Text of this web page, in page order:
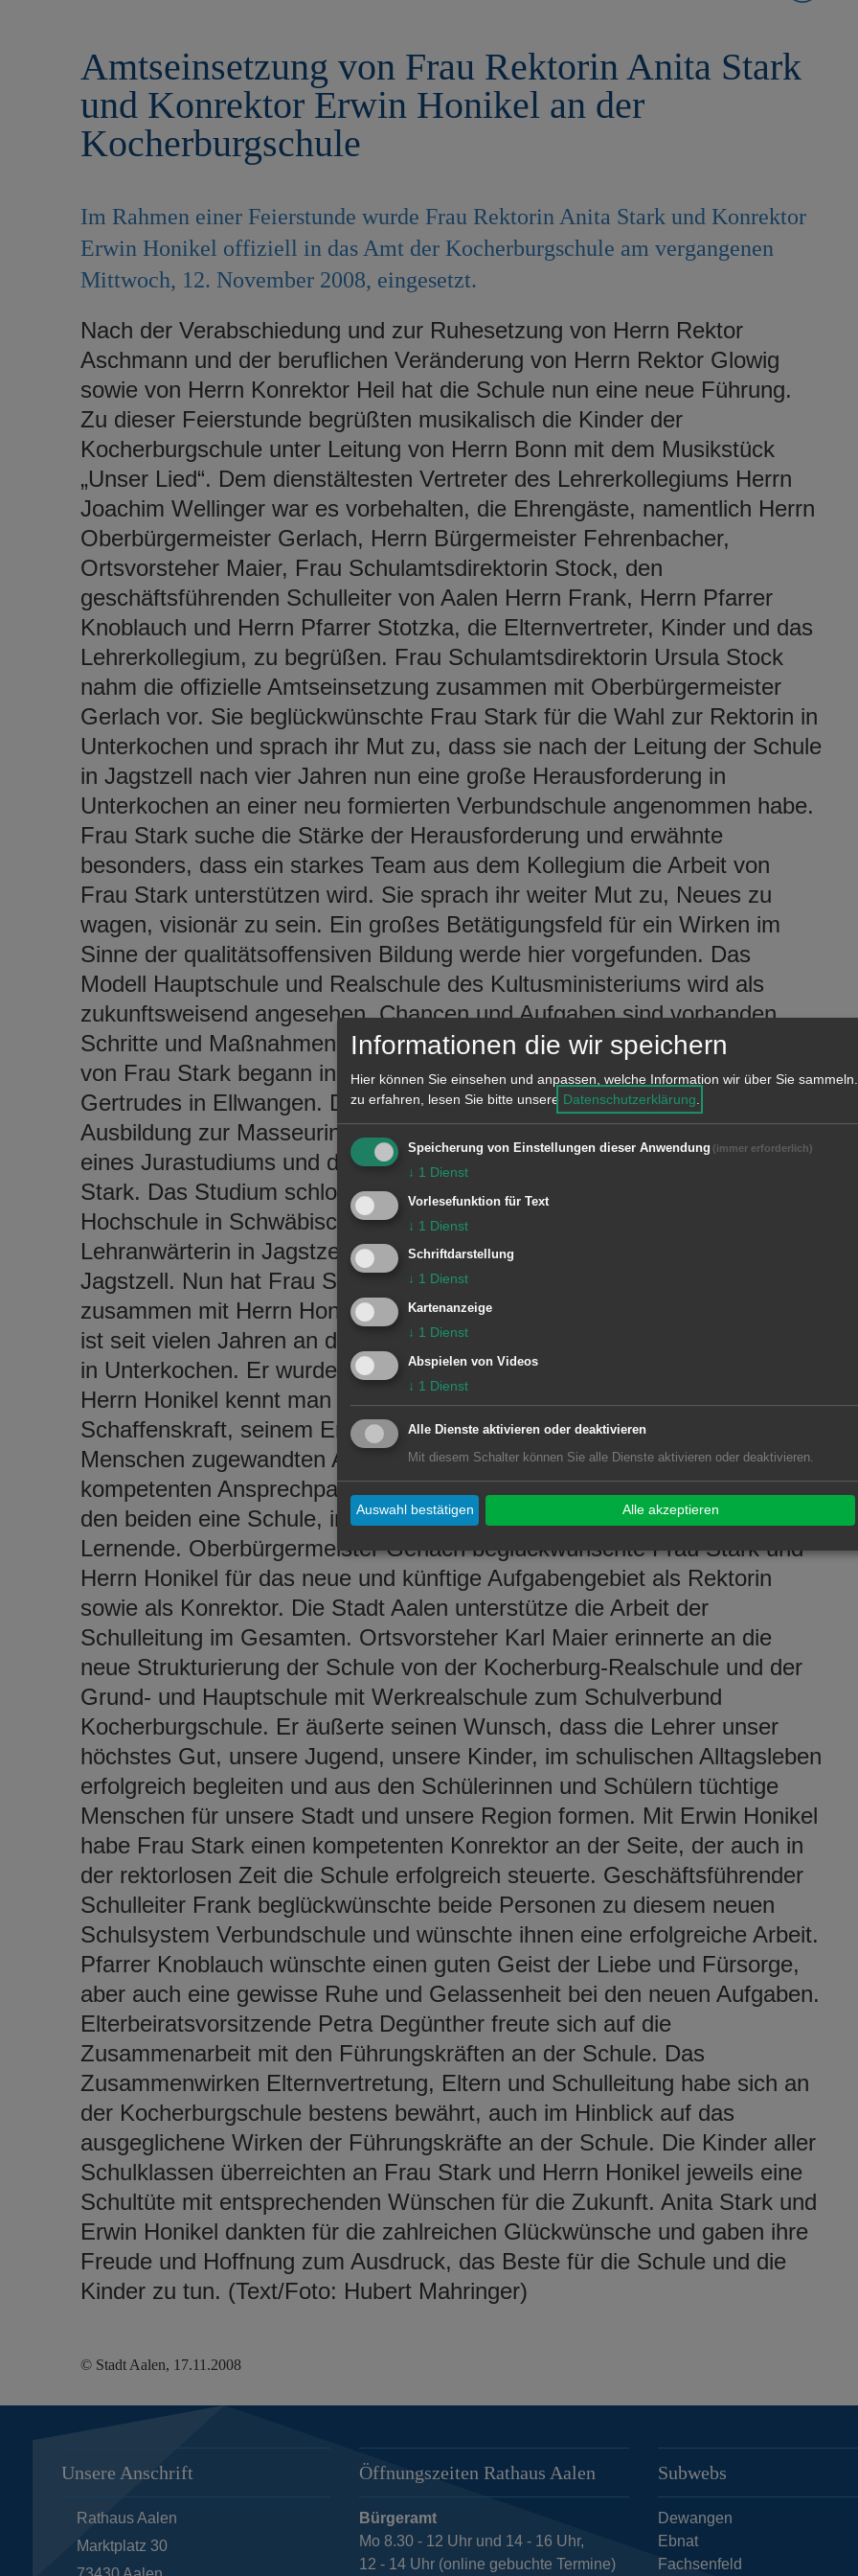
Amtseinsetzung von Frau Rektorin Anita Stark
und Konrektor Erwin Honikel an der
Kocherburgschule
Im Rahmen einer Feierstunde wurde Frau Rektorin Anita Stark und Konrektor
Erwin Honikel offiziell in das Amt der Kocherburgschule am vergangenen
Mittwoch, 12. November 2008, eingesetzt.
Nach der Verabschiedung und zur Ruhesetzung von Herrn Rektor
Aschmann und der beruflichen Veränderung von Herrn Rektor Glowig
sowie von Herrn Konrektor Heil hat die Schule nun eine neue Führung.
Zu dieser Feierstunde begrüßten musikalisch die Kinder der
Kocherburgschule unter Leitung von Herrn Bonn mit dem Musikstück
„Unser Lied“. Dem dienstältesten Vertreter des Lehrerkollegiums Herrn
Joachim Wellinger war es vorbehalten, die Ehrengäste, namentlich Herrn
Oberbürgermeister Gerlach, Herrn Bürgermeister Fehrenbacher,
Ortsvorsteher Maier, Frau Schulamtsdirektorin Stock, den
geschäftsführenden Schulleiter von Aalen Herrn Frank, Herrn Pfarrer
Knoblauch und Herrn Pfarrer Stotzka, die Elternvertreter, Kinder und das
Lehrerkollegium, zu begrüßen. Frau Schulamtsdirektorin Ursula Stock
nahm die offizielle Amtseinsetzung zusammen mit Oberbürgermeister
Gerlach vor. Sie beglückwünschte Frau Stark für die Wahl zur Rektorin in
Unterkochen und sprach ihr Mut zu, dass sie nach der Leitung der Schule
in Jagstzell nach vier Jahren nun eine große Herausforderung in
Unterkochen an einer neu formierten Verbundschule angenommen habe.
Frau Stark suche die Stärke der Herausforderung und erwähnte
besonders, dass ein starkes Team aus dem Kollegium die Arbeit von
Frau Stark unterstützen wird. Sie sprach ihr weiter Mut zu, Neues zu
wagen, visionär zu sein. Ein großes Betätigungsfeld für ein Wirken im
Sinne der qualitätsoffensiven Bildung werde hier vorgefunden. Das
Modell Hauptschule und Realschule des Kultusministeriums wird als
zukunftsweisend angesehen. Chancen und Aufgaben sind vorhanden,
Schritte und Maßnahmen sind erforderlich. Der schulische Werdegang
von Frau Stark begann in Schwabsberg/Buch an der Realschule und St.
Gertrudes in Ellwangen. Die Gymnasialzeit und insbesondere die
Ausbildung zur Masseurin und medizinischen Bademeisterin, der Beginn
eines Jurastudiums und die Familienphase prägten das Leben von Frau
Stark. Das Studium schloss Frau Stark an der Pädagogischen
Hochschule in Schwäbisch Gmünd ab. Frau Stark war darüber hinaus
Lehranwärterin in Jagstzell, Lehrerin in Kressberg und Rektorin in
Jagstzell. Nun hat Frau Stark die Leitung an der Kocherburgschule
zusammen mit Herrn Honikel, dem Konrektor, übernommen. Herr Honikel
ist seit vielen Jahren an der Grund- und Hauptschule mit Werkrealschule
in Unterkochen. Er wurde neu in das Amt des Konrektors eingesetzt.
Herrn Honikel kennt man seit vielen Jahren an der Schule mit seiner
Schaffenskraft, seinem Engagement und seiner persönlichen dem
Menschen zugewandten Art. Schüler und Eltern haben einen
kompetenten Ansprechpartner bei Herrn Honikel. Frau Stock wünschte
den beiden eine Schule, in der alle willkommen sind: Lehrende und
Lernende. Oberbürgermeister Gerlach beglückwünschte Frau Stark und
Herrn Honikel für das neue und künftige Aufgabengebiet als Rektorin
sowie als Konrektor. Die Stadt Aalen unterstütze die Arbeit der
Schulleitung im Gesamten. Ortsvorsteher Karl Maier erinnerte an die
neue Strukturierung der Schule von der Kocherburg-Realschule und der
Grund- und Hauptschule mit Werkrealschule zum Schulverbund
Kocherburgschule. Er äußerte seinen Wunsch, dass die Lehrer unser
höchstes Gut, unsere Jugend, unsere Kinder, im schulischen Alltagsleben
erfolgreich begleiten und aus den Schülerinnen und Schülern tüchtige
Menschen für unsere Stadt und unsere Region formen. Mit Erwin Honikel
habe Frau Stark einen kompetenten Konrektor an der Seite, der auch in
der rektorlosen Zeit die Schule erfolgreich steuerte. Geschäftsführender
Schulleiter Frank beglückwünschte beide Personen zu diesem neuen
Schulsystem Verbundschule und wünschte ihnen eine erfolgreiche Arbeit.
Pfarrer Knoblauch wünschte einen guten Geist der Liebe und Fürsorge,
aber auch eine gewisse Ruhe und Gelassenheit bei den neuen Aufgaben.
Elterbeiratsvorsitzende Petra Degünther freute sich auf die
Zusammenarbeit mit den Führungskräften an der Schule. Das
Zusammenwirken Elternvertretung, Eltern und Schulleitung habe sich an
der Kocherburgschule bestens bewährt, auch im Hinblick auf das
ausgeglichene Wirken der Führungskräfte an der Schule. Die Kinder aller
Schulklassen überreichten an Frau Stark und Herrn Honikel jeweils eine
Schultüte mit entsprechenden Wünschen für die Zukunft. Anita Stark und
Erwin Honikel dankten für die zahlreichen Glückwünsche und gaben ihre
Freude und Hoffnung zum Ausdruck, das Beste für die Schule und die
Kinder zu tun. (Text/Foto: Hubert Mahringer)
© Stadt Aalen, 17.11.2008
Unsere Anschrift
Rathaus Aalen
Marktplatz 30
Öffnungszeiten Rathaus Aalen
Bürgeramt
Mo 8.30 - 12 Uhr und 14 - 16 Uhr,
12 - 14 Uhr (online gebuchte Termine)
Subwebs
Dewangen
Ebnat
Fachsenfeld
Informationen die wir speichern
Hier können Sie einsehen und anpassen, welche Information wir über Sie sammeln.
zu erfahren, lesen Sie bitte unsere Datenschutzerklärung
Speicherung von Einstellungen dieser Anwendung (immer erforderlich)
↓ 1 Dienst
Vorlesefunktion für Text
↓ 1 Dienst
Schriftdarstellung
↓ 1 Dienst
Kartenanzeige
↓ 1 Dienst
Abspielen von Videos
↓ 1 Dienst
Alle Dienste aktivieren oder deaktivieren
Mit diesem Schalter können Sie alle Dienste aktivieren oder deaktivieren.
Auswahl bestätigen Alle akzeptieren